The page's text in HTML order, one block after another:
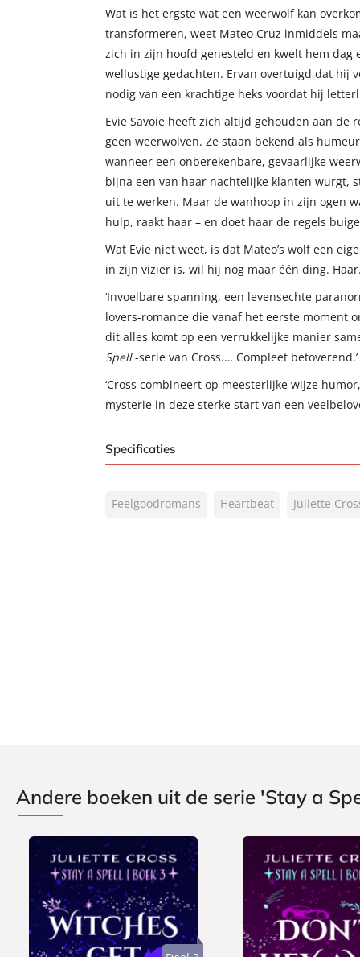
Wat is het ergste wat een weerwolf kan
transformeren, weet Mateo Cruz inmiddels
zich in zijn hoofd genesteld en kwelt hem dag
wellustige gedachten. Ervan overtuigd dat hij
nodig van een krachtige heks voordat hij
Evie Savoie heeft zich altijd gehouden aan de
geen weerwolven. Ze staan bekend als
wanneer een onberekenbare, gevaarlijke
bijna een van haar nachtelijke klanten wurgt,
uit te werken. Maar de wanhoop in zijn ogen
hulp, raakt haar – en doet haar de regels
Wat Evie niet weet, is dat Mateo’s wolf een
in zijn vizier is, wil hij nog maar één ding. Haar.
‘Invoelbare spanning, een levensechte
lovers-romance die vanaf het eerste moment
dit alles komt op een verrukkelijke manier
Spell-serie van Cross.… Compleet betoverend.’
‘Cross combineert op meesterlijke wijze
mysterie in deze sterke start van een
Specificaties
NUR:
302
Feelgoodromans Heartbeat Juliette
Andere boeken uit de serie 'Stay a